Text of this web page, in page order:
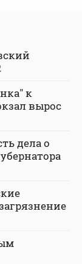
к
вырос
дела о